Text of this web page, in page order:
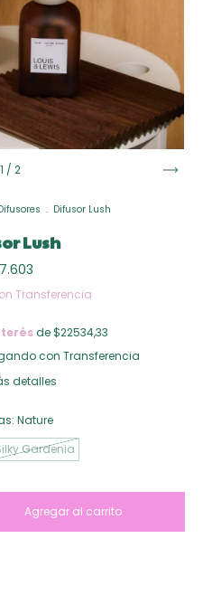
1 / 2
. Difusor Lush
Lush
Transferencia
de $22534,33
con Transferencia
detalles
Nature
Gardenia